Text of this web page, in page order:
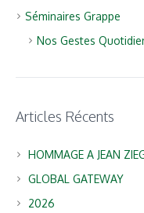
Séminaires Grappe
Nos Gestes
Articles Récents
HOMMAGE A JEAN
GLOBAL GATEWAY
2026